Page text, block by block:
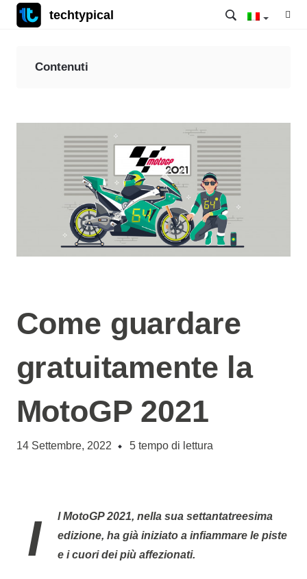
techtypical
Come guardare
gratuitamente la
MotoGP 2021
14 Settembre, 2022 5 tempo di lettura
IlMotoGP 2021, nella sua settantatreesima
edizione, ha già iniziato a infiammare le piste
e i cuori dei più affezionati.
Contenuti